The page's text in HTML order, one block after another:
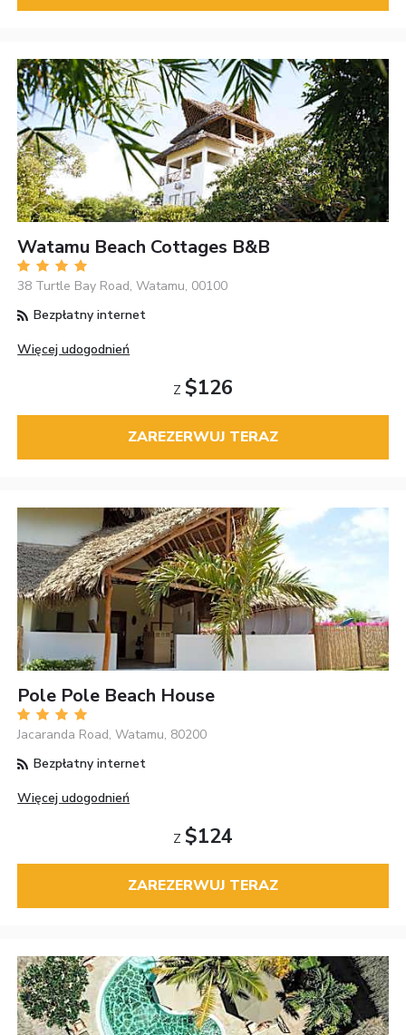
Watamu Beach Cottages B&B
38 Turtle Bay Road, Watamu, 00100
Bezpłatny internet
Więcej udogodnień
Z $126
ZAREZERWUJ TERAZ
Pole Pole Beach House
Jacaranda Road, Watamu, 80200
Bezpłatny internet
Więcej udogodnień
Z $124
ZAREZERWUJ TERAZ